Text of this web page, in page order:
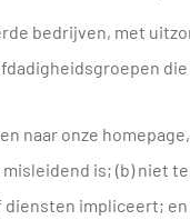
bedrijven, met
naar onze
misleidend is; (b)
impliceert;